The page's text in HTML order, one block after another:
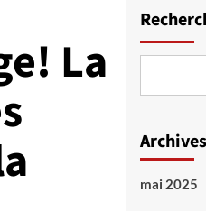
La
Archives
mai 2025